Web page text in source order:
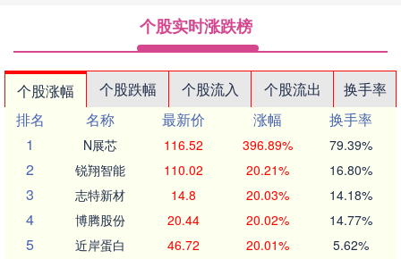
个股实时涨跌榜
个股涨幅 个股跌幅 个股流入 个股流出
换手率
排名
名称 最新价 涨幅
换手率
1
N展芯 116.52 396.89% 79.39%
2 锐翔智能 110.02 20.21% 16.80%
3 志特新材 14.8 20.03% 14.18%
4 博腾股份 20.44 20.02% 14.77%
5 近岸蛋白 46.72 20.01% 5.62%